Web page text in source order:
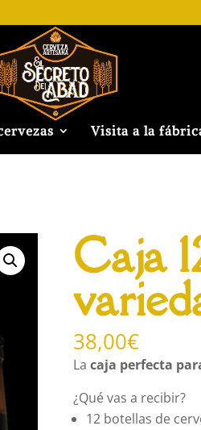
Visita a la
Caja
38,00€
La caja perfecta
¿Qué vas a recibir?
12 botellas de